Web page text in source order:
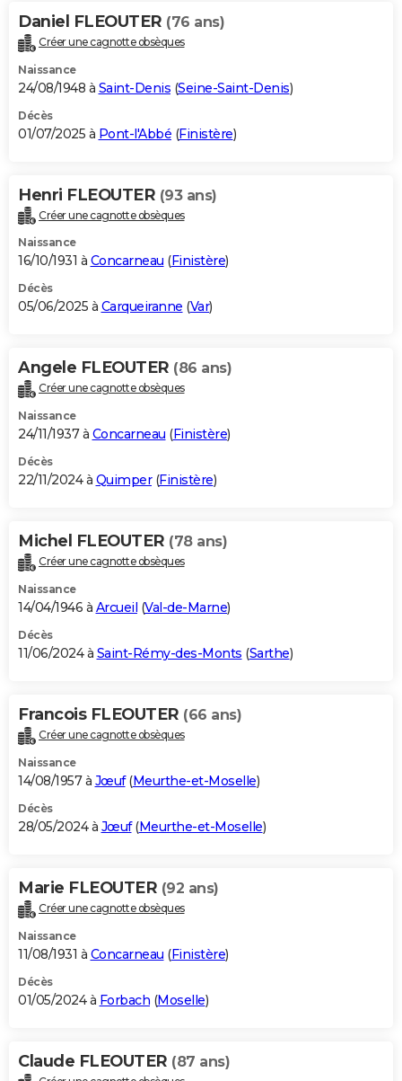
Daniel FLEOUTER (76 ans)
Créer une cagnotte obsèques
Naissance
24/08/1948 à Saint-Denis (Seine-Saint-Denis)
Décès
01/07/2025 à Pont-l'Abbé (Finistère)
Henri FLEOUTER (93 ans)
Créer une cagnotte obsèques
Naissance
16/10/1931 à Concarneau (Finistère)
Décès
05/06/2025 à Carqueiranne (Var)
Angele FLEOUTER (86 ans)
Créer une cagnotte obsèques
Naissance
24/11/1937 à Concarneau (Finistère)
Décès
22/11/2024 à Quimper(Finistère)
Michel FLEOUTER (78 ans)
Créer une cagnotte obsèques
Naissance
14/04/1946 à Arcueil (Val-de-Marne)
Décès
11/06/2024 à Saint-Rémy-des-Monts (Sarthe)
Francois FLEOUTER (66 ans)
Créer une cagnotte obsèques
Naissance
14/08/1957 à Jœuf(Meurthe-et-Moselle)
Décès
28/05/2024 à Jœuf(Meurthe-et-Moselle)
Marie FLEOUTER (92 ans)
Créer une cagnotte obsèques
Naissance
11/08/1931 à Concarneau (Finistère)
Décès
01/05/2024 à Forbach (Moselle)
Claude FLEOUTER (87 ans)